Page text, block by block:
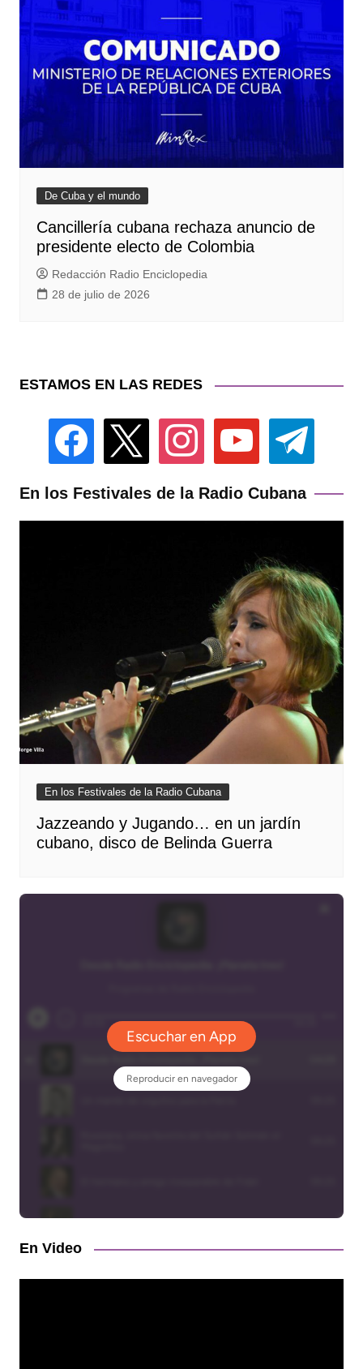
De Cuba y el mundo
Cancillería cubana rechaza anuncio de
presidente electo de Colombia
Redacción Radio Enciclopedia
28 de julio de 2026
ESTAMOS EN LAS REDES
facebook instagram youtube telegram
En los Festivales de la Radio Cubana
En los Festivales de la Radio Cubana
Jazzeando y Jugando… en un jardín
cubano, disco de Belinda Guerra
En Video